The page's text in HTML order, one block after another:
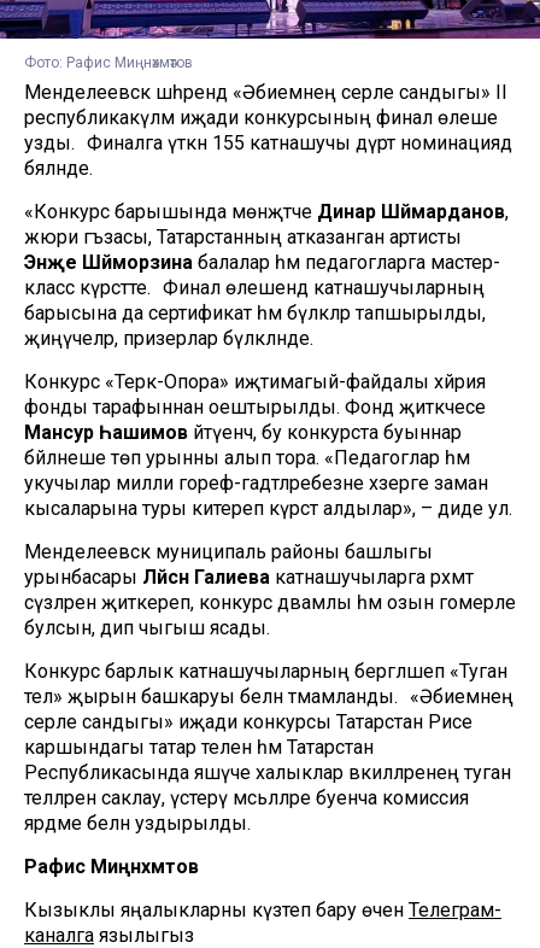
Фото: Рафис Миңнәхмәтов
Менделеевск шәһәрендә «Әбиемнең серле сандыгы» II
республикакүләм иҗади конкурсының финал өлеше
узды. Финалга үткән 155 катнашучы дүрт номинациядә
бәяләнде.
«Конкурс барышында мөнәҗәтче Динар Шәймарданов,
жюри әгъзасы, Татарстанның атказанган артисты
Энҗе Шәйморзина балалар һәм педагогларга мастер-
класс күрсәтте. Финал өлешендә катнашучыларның
барысына да сертификат һәм бүләкләр тапшырылды,
җиңүчеләр, призерлар бүләкләнде.
Конкурс «Терәк-Опора» иҗтимагый-файдалы хәйрия
фонды тарафыннан оештырылды. Фонд җитәкчесе
Мансур Һашимов әйтүенчә, бу конкурста буыннар
бәйләнеше төп урынны алып тора. «Педагоглар һәм
укучылар милли гореф-гадәтләребезне хәзерге заман
кысаларына туры китереп күрсәтә алдылар», – диде ул.
Менделеевск муниципаль районы башлыгы
урынбасары Ләйсән Галиева катнашучыларга рәхмәт
сүзләрен җиткереп, конкурс дәвамлы һәм озын гомерле
булсын, дип чыгыш ясады.
Конкурс барлык катнашучыларның бергәләшеп «Туган
тел» җырын башкаруы белән тәмамланды. «Әбиемнең
серле сандыгы» иҗади конкурсы Татарстан Рәисе
каршындагы татар телен һәм Татарстан
Республикасында яшәүче халыклар вәкилләренең туган
телләрен саклау, үстерү мәсьәләләре буенча комиссия
ярдәме белән уздырылды.
Рафис Миңнәхмәтов
Кызыклы яңалыкларны күзәтеп бару өчен Телеграм-
каналга язылыгыз